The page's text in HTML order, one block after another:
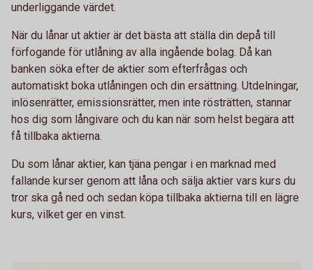
underliggande värdet.
När du lånar ut aktier är det bästa att ställa din depå till
förfogande för utlåning av alla ingående bolag. Då kan
banken söka efter de aktier som efterfrågas och
automatiskt boka utlåningen och din ersättning. Utdelningar,
inlösenrätter, emissionsrätter, men inte rösträtten, stannar
hos dig som långivare och du kan när som helst begära att
få tillbaka aktierna.
Du som lånar aktier, kan tjäna pengar i en marknad med
fallande kurser genom att låna och sälja aktier vars kurs du
tror ska gå ned och sedan köpa tillbaka aktierna till en lägre
kurs, vilket ger en vinst.